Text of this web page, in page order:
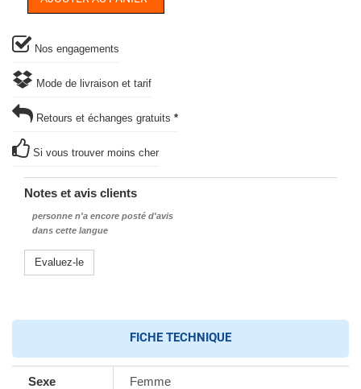
Nos engagements
Mode de livraison et tarif
Retours et échanges gratuits *
Si vous trouver moins cher
Notes et avis clients
personne n'a encore posté d'avis
dans cette langue
Evaluez-le
FICHE TECHNIQUE
Sexe Femme